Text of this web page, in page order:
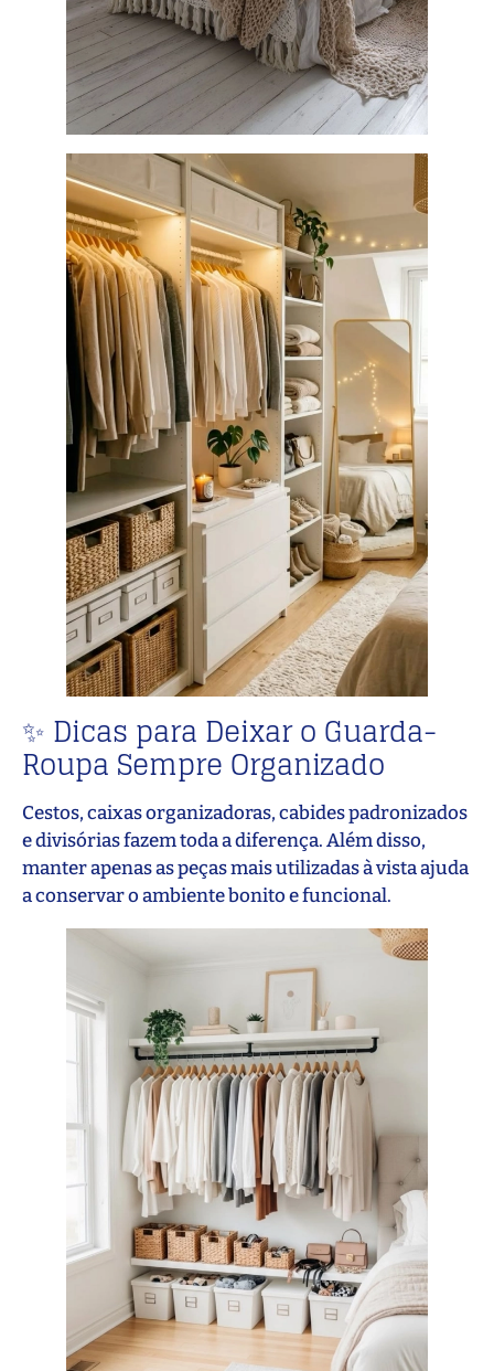
✨ Dicas para Deixar o Guarda-
Roupa Sempre Organizado
Cestos, caixas organizadoras, cabides padronizados
e divisórias fazem toda a diferença. Além disso,
manter apenas as peças mais utilizadas à vista ajuda
a conservar o ambiente bonito e funcional.